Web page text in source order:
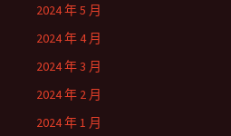
2024 年 5 月
2024 年 4 月
2024 年 3 月
2024 年 2 月
2024 年 1 月